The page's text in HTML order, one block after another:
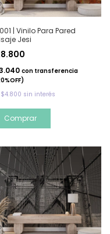
| Vinilo Para Pared
Jesi
con transferencia
$4.800 sin interés